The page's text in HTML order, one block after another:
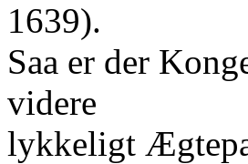
1639).
Saa er der
videre
lykkeligt